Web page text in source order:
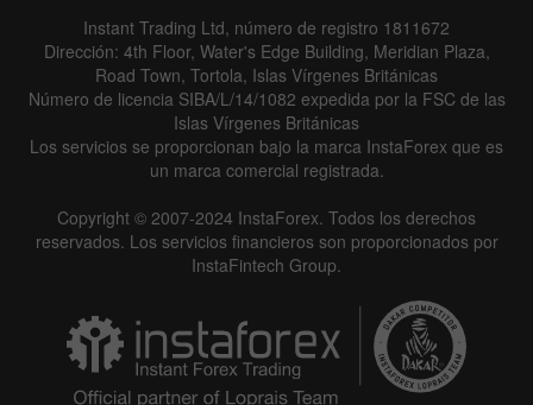
Instant Trading Ltd, número de registro 1811672
Dirección: 4th Floor, Water's Edge Building, Meridian Plaza,
Road Town, Tortola, Islas Vírgenes Británicas
Número de licencia SIBA/L/14/1082 expedida por la FSC de las
Islas Vírgenes Británicas
Los servicios se proporcionan bajo la marca InstaForex que es
un marca comercial registrada.
Copyright © 2007-2024 InstaForex. Todos los derechos
reservados. Los servicios financieros son proporcionados por
InstaFintech Group.